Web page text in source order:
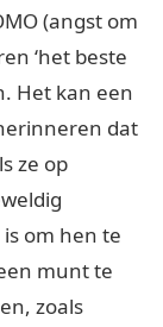
(angst om
‘het beste
Het kan een
dat
ze op
om hen te
​​munt te
zoals